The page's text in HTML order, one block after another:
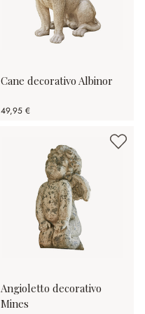
Cane decorativo Albinor
49,95 €
Angioletto decorativo
Mines